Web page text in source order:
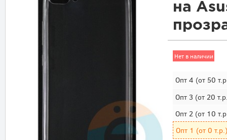
на
Нет в наличии
Опт 4 (от 50
Опт 3 (от 20
Опт 2(от 10
Опт 1 (от 0 т.р.)